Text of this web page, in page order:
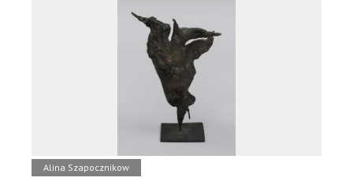
Alina Szapocznikow